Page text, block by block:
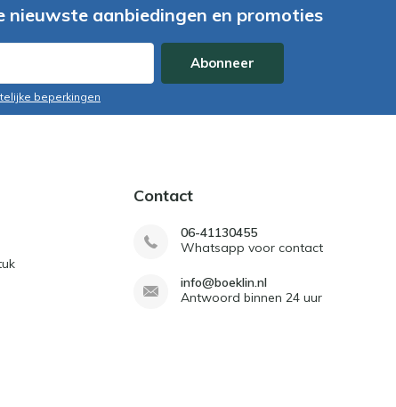
nieuwste aanbiedingen en promoties
Abonneer
beperkingen
Contact
06-41130455
Whatsapp voor contact
info@boeklin.nl
Antwoord binnen 24 uur